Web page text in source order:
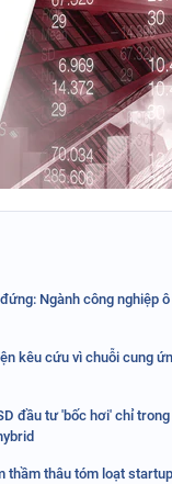
Ngành công nghiệp
kêu cứu vì chuỗi cung
đầu tư 'bốc hơi' chỉ
thầm thâu tóm loạt